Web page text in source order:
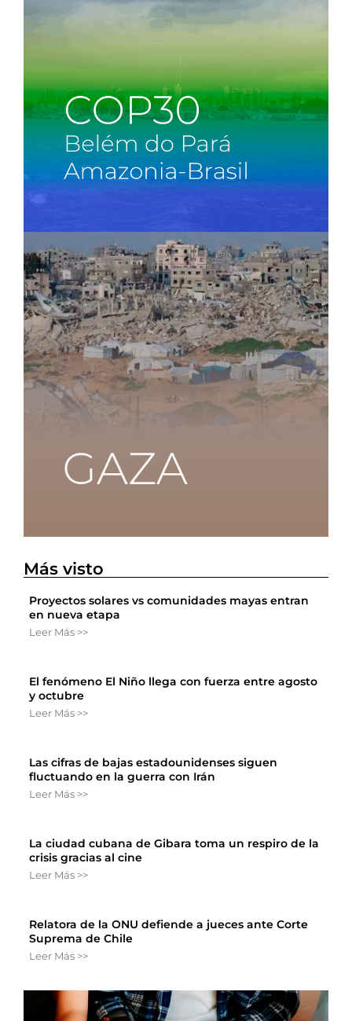
Más visto
Proyectos solares vs comunidades mayas entran
en nueva etapa
Leer Más >>
El fenómeno El Niño llega con fuerza entre agosto
y octubre
Leer Más >>
Las cifras de bajas estadounidenses siguen
fluctuando en la guerra con Irán
Leer Más >>
La ciudad cubana de Gibara toma un respiro de la
crisis gracias al cine
Leer Más >>
Relatora de la ONU defiende a jueces ante Corte
Suprema de Chile
Leer Más >>